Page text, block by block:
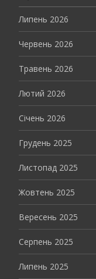
Липень 2026
Червень 2026
Травень 2026
Лютий 2026
Січень 2026
Грудень 2025
Листопад 2025
Жовтень 2025
Вересень 2025
Серпень 2025
Липень 2025